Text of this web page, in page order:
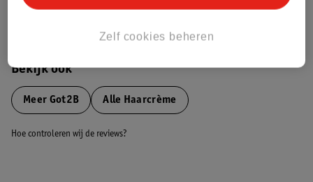
Bekijk ook
Meer Got2B Alle Haarcrème
Hoe controleren wij de reviews?
Zelf cookies beheren